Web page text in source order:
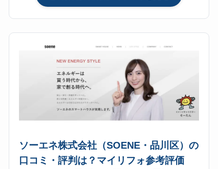
メ
ッ
ド
ー
シ
ン
ズ
株
ソーエネ株式会社（SOENE・品川区）の
口コミ・評判は？マイリフォ参考評価